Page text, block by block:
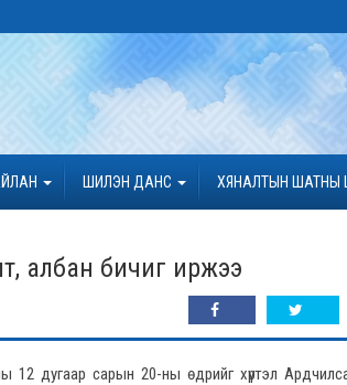
ШИЛЭН ДАНС ХЯНАЛТЫН ШАТНЫ
албан бичиг иржээ
дугаар сарын 20-ны өдрийг хүртэл